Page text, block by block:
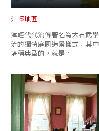
津輕地區
津輕代代流傳著名為大石武學
流的獨特庭園造景樣式，其中
堪稱典型的，就是…